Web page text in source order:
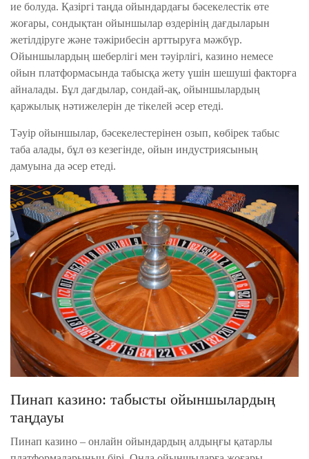
ие болуда. Қазіргі таңда ойындардағы бәсекелестік өте
жоғары, сондықтан ойыншылар өздерінің дағдыларын
жетілдіруге және тәжірибесін арттыруға мәжбүр.
Ойыншылардың шеберлігі мен тәуірлігі, казино немесе
ойын платформасында табысқа жету үшін шешуші факторға
айналады. Бұл дағдылар, сондай-ақ, ойыншылардың
қаржылық нәтижелерін де тікелей әсер етеді.
Тәуір ойыншылар, бәсекелестерінен озып, көбірек табыс
таба алады, бұл өз кезегінде, ойын индустриясының
дамуына да әсер етеді.
Пинап казино: табысты ойыншылардың
таңдауы
Пинап казино – онлайн ойындардың алдыңғы қатарлы